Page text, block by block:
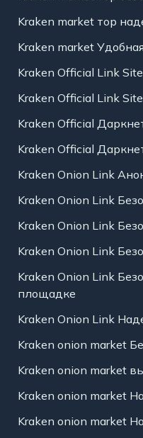
Kraken market тор
Kraken market
Kraken Official Link Site
Kraken Official Link
Kraken Official
Kraken Official
Kraken Onion Link
Kraken Onion Link
Kraken Onion Link
Kraken Onion Link
Kraken Onion Link
площадке
Kraken Onion Link
Kraken onion market
Kraken onion market
Kraken onion market
Kraken onion market